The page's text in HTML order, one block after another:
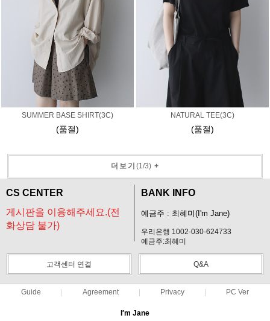
SUMMER BASE SHIRT(3C)
(품절)
NATURAL TEE(3C)
(품절)
더보기 (1 /3)+
CS CENTER
게시판을 이용해주세요.(전
화상담 불가)
BANK INFO
예금주 : 최혜미(I'm Jane)
우리은행 1002-030-624733
예금주:최혜미
고객센터 연결 Q&A
Guide Agreement Privacy PC Ver
I′m Jane